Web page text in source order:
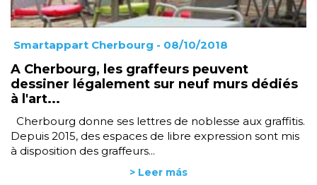
Smartappart Cherbourg - 08/10/2018
A Cherbourg, les graffeurs peuvent
dessiner légalement sur neuf murs dédiés
à l'art...
Cherbourg donne ses lettres de noblesse aux graffitis.
Depuis 2015, des espaces de libre expression sont mis
à disposition des graffeurs...
> Leer más